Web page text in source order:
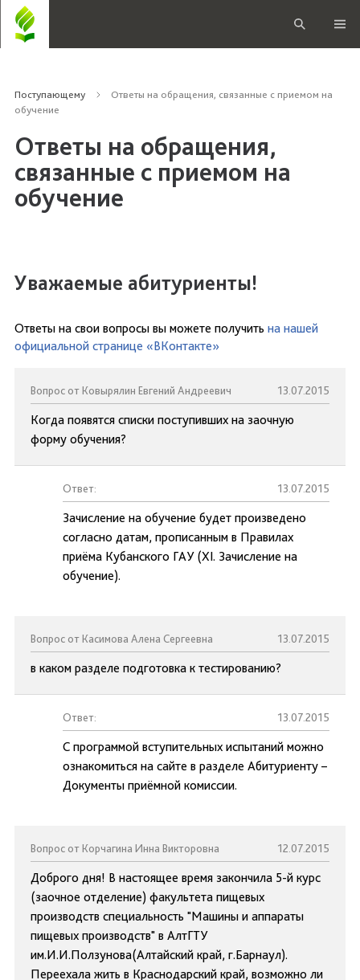
Поступающему
Ответы на обращения, связанные с приемом на
обучение
Ответы на обращения,
связанные с приемом на
обучение
Уважаемые абитуриенты!
Ответы на свои вопросы вы можете получить на нашей
официальной странице «ВКонтакте»
Вопрос от Ковырялин Евгений Андреевич 13.07.2015
Когда появятся списки поступивших на заочную
форму обучения?
Ответ: 13.07.2015
Зачисление на обучение будет произведено
согласно датам, прописанным в Правилах
приёма Кубанского ГАУ (XI. Зачисление на
обучение).
Вопрос от Касимова Алена Сергеевна 13.07.2015
в каком разделе подготовка к тестированию?
Ответ: 13.07.2015
С программой вступительных испытаний можно
ознакомиться на сайте в разделе Абитуриенту –
Документы приёмной комиссии.
Вопрос от Корчагина Инна Викторовна 12.07.2015
Доброго дня! В настоящее время закончила 5-й курс
(заочное отделение) факультета пищевых
производств специальность "Машины и аппараты
пищевых производств" в АлтГТУ
им.И.И.Ползунова(Алтайский край, г.Барнаул).
Переехала жить в Краснодарский край, возможно ли